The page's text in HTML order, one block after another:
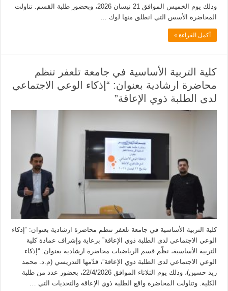
وذلك يوم الخميس الموافق 21 نيسان 2026، وبحضور طلبة القسم. تناولت
المحاضرة الأسس التي انطلق منها لوك …
أكمل القراءة »
كلية التربية الأساسية في جامعة تلعفر تنظم
محاضرة ارشادية بعنوان: “إذكاء الوعي الاجتماعي
لدى الطلبة ذوي الإعاقة”
كلية التربية الأساسية في جامعة تلعفر تنظم محاضرة ارشادية بعنوان: “إذكاء
الوعي الاجتماعي لدى الطلبة ذوي الإعاقة” برعاية وإشراف عمادة كلية
التربية الأساسية، نظّم قسم الرياضيات محاضرة ارشادية بعنوان: “إذكاء
الوعي الاجتماعي لدى الطلبة ذوي الإعاقة”، قدّمها التدريسي (م.د. محمد
زيد حسين)، وذلك يوم الثلاثاء الموافق 22/4/2026، بحضور عدد من طلبة
الكلية. وتناولت المحاضرة واقع الطلبة ذوي الإعاقة والتحديات التي …